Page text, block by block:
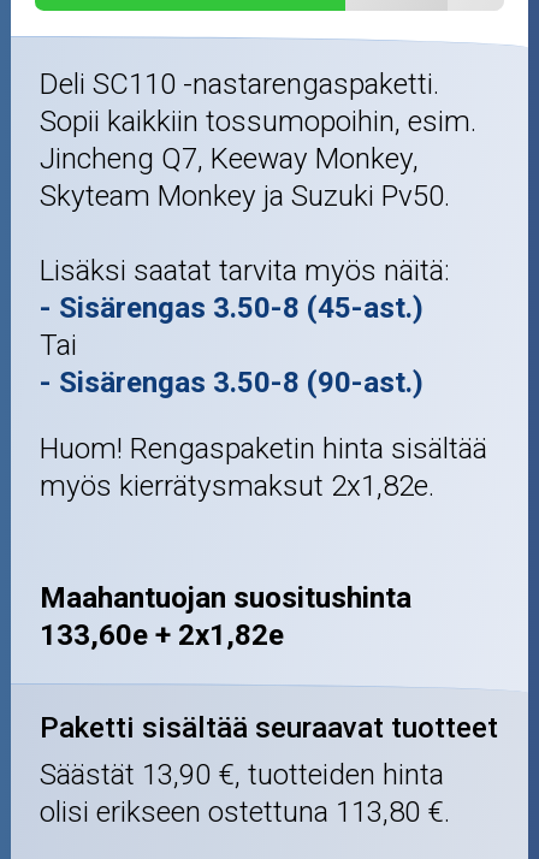
Deli SC110 -nastarengaspaketti.
Sopii kaikkiin tossumopoihin, esim.
Jincheng Q7, Keeway Monkey,
Skyteam Monkey ja Suzuki Pv50.
Lisäksi saatat tarvita myös näitä:
- Sisärengas 3.50-8 (45-ast.)
Tai
- Sisärengas 3.50-8 (90-ast.)
Huom! Rengaspaketin hinta sisältää
myös kierrätysmaksut 2x1,82e.
Maahantuojan suositushinta
133,60e + 2x1,82e
Paketti sisältää seuraavat tuotteet
Säästät 13,90 €, tuotteiden hinta
olisi erikseen ostettuna 113,80 €.